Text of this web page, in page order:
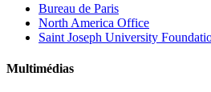
Bureau de Paris
North America Office
Saint Joseph University
Multimédias